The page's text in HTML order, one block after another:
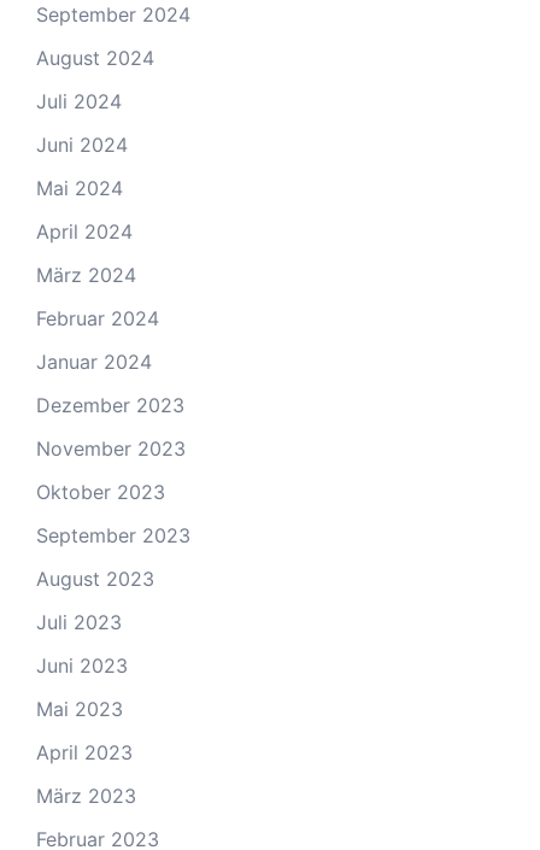
September 2024
August 2024
Juli 2024
Juni 2024
Mai 2024
April 2024
März 2024
Februar 2024
Januar 2024
Dezember 2023
November 2023
Oktober 2023
September 2023
August 2023
Juli 2023
Juni 2023
Mai 2023
April 2023
März 2023
Februar 2023